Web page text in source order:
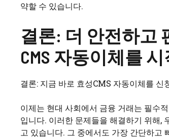
약할 수 있습니다.
결론: 더 안전하고
CMS 자동이체를
결론: 지금 바로 효성CMS 자동이체를
이제는 현대 사회에서 금융 거래는 필수
입니다. 이러한 문제들을 해결하기 위해,
고 있습니다. 그 중에서도 가장 간단하고